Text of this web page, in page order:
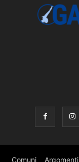
Comuni Argomenti